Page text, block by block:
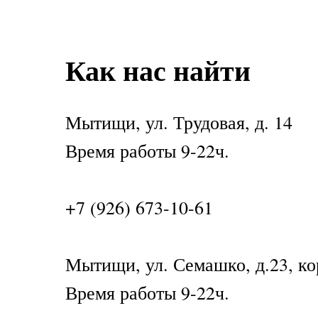
Как нас найти
Мытищи, ул. Трудовая, д. 14
Время работы 9-22ч.
+7 (926) 673-10-61
Мытищи, ул. Семашко, д.23,
Время работы 9-22ч.